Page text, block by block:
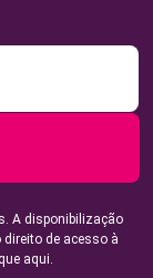
A disponibilização
de acesso à
aqui.